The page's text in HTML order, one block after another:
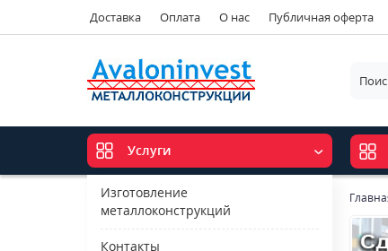
Доставка Оплата О нас Публичная оферта
Услуги
Изготовление
металлоконструкций
Контакты